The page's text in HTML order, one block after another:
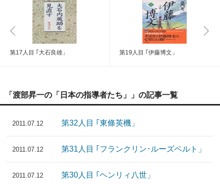
第17人目 ｢大石良雄」 第19人目 ｢伊藤博文」
「渡部昇一の「日本の指導者たち」」の記事一覧
2011.07.12 第32人目 ｢東條英機」
2011.07.12 第31人目 ｢フランクリン･ルーズベルト」
2011.07.12 第30人目 ｢ヘンリィ八世」